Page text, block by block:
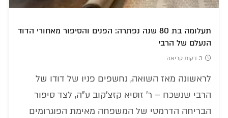
תעלומה בת 80 שנה נפתרה: הפנים והסיפור מאחורי הדוד
הנעלם של הרבי
3 דקות קריאה
לראשונה מאז השואה, נחשפים פניו של דודו של
הרבי שנשכח – ר' זוסיא קזצ'קוב ע"ה, לצד סיפור
הבריחה הדרמטי של המשפחה מאימת הפוגרומים